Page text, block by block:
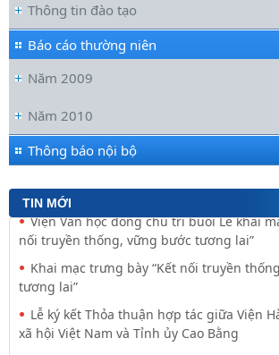
Thông tin đào tạo
Báo cáo thường niên
Năm 2009
Năm 2010
Thông báo nội bộ
TIN MỚI
Chiến lược Toàn diện tăng cường Việt Nam
trị và Hành chính quốc gia Lào ký Thỏa
Nguyễn Huy Thiệp: Thiên nhiên như
nguyên tắc tâm linh (Một khía cạnh của mã
Viện Văn học đồng chủ trì buổi Lễ khai
nối truyền thống, vững bước tương lai”
Khai mạc trưng bày “Kết nối truyền
tương lai”